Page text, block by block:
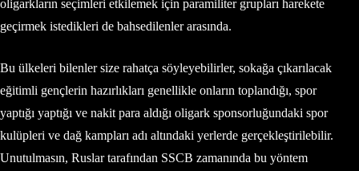
oligarkların seçimleri etkilemek için paramiliter grupları harekete
geçirmek istedikleri de bahsedilenler arasında.
Bu ülkeleri bilenler size rahatça söyleyebilirler, sokağa çıkarılacak
eğitimli gençlerin hazırlıkları genellikle onların toplandığı, spor
yaptığı yaptığı ve nakit para aldığı oligark sponsorluğundaki spor
kulüpleri ve dağ kampları adı altındaki yerlerde gerçekleştirilebilir.
Unutulmasın, Ruslar tarafından SSCB zamanında bu yöntem